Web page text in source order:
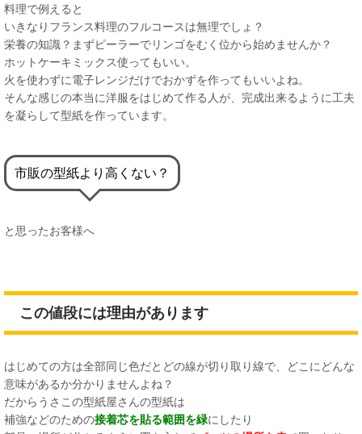
料理で例えると
いきなりフランス料理のフルコースは無理でしょ？
栄養の知識？まずピーラーでリンゴをむく位から始めませんか？
ホットケーキミックス使ってもいい。
火を使わずに電子レンジだけでおかずを作ってもいいよね。
そんな感じの本当に洋服をはじめて作る人が、完成出来るように工夫
を凝らして型紙を作っています。
市販の型紙より高くない？
と思ったお客様へ
この値段には理由があります
はじめての方は全部同じ色だとどの線が切り取り線で、どこにどんな
意味があるか分かりませんよね？
だからうさこの型紙屋さんの型紙は
補強などのための接着芯を貼る範囲を緑にしたり